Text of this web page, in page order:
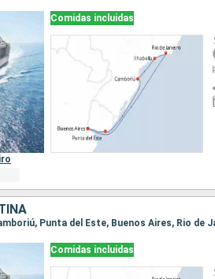
Comidas incluidas
Punta del Este, Buenos Aires, Rio de
Comidas incluidas